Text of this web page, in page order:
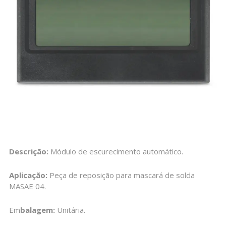
Descrição: Módulo de escurecimento automático.
Aplicação: Peça de reposição para mascará de solda
MASAE 04.
Embalagem: Unitária.